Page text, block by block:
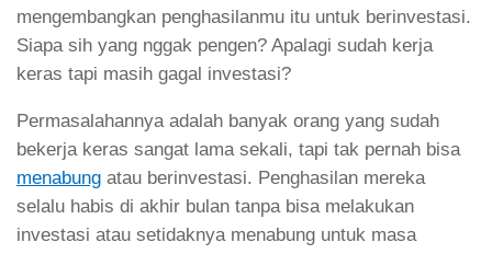
mengembangkan penghasilanmu itu untuk berinvestasi.
Siapa sih yang nggak pengen? Apalagi sudah kerja
keras tapi masih gagal investasi?
Permasalahannya adalah banyak orang yang sudah
bekerja keras sangat lama sekali, tapi tak pernah bisa
menabung atau berinvestasi. Penghasilan mereka
selalu habis di akhir bulan tanpa bisa melakukan
investasi atau setidaknya menabung untuk masa